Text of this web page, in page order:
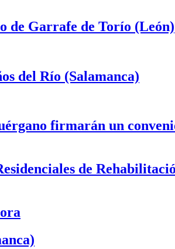
de Garrafe de Torío (León)
del Río (Salamanca)
firmarán un
de